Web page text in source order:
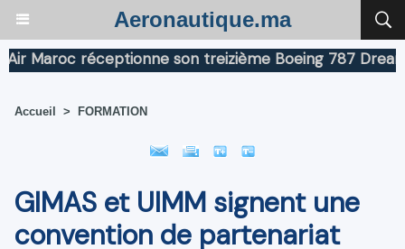
Aeronautique.ma
réceptionne son treizième Boeing 787 Dreamliner
Accueil > FORMATION
GIMAS et UIMM signent une
convention de partenariat